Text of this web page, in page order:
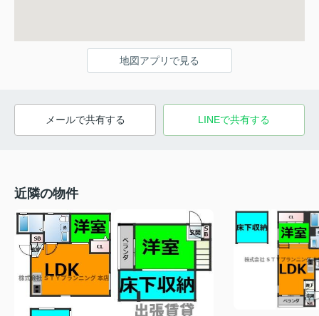
地図アプリで見る
メールで共有する LINEで共有する
近隣の物件